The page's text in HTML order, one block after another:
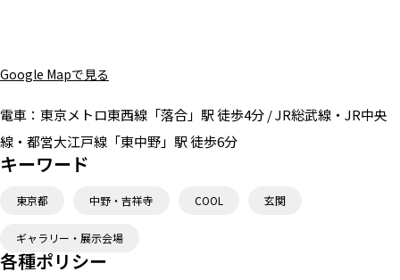
Google Mapで見る
電車： 東京メトロ東西線「落合」駅 徒歩4分 / JR総武線・JR中央
線・都営大江戸線「東中野」駅 徒歩6分
キーワード
東京都 中野・吉祥寺 COOL 玄関
ギャラリー・展示会場
各種ポリシー